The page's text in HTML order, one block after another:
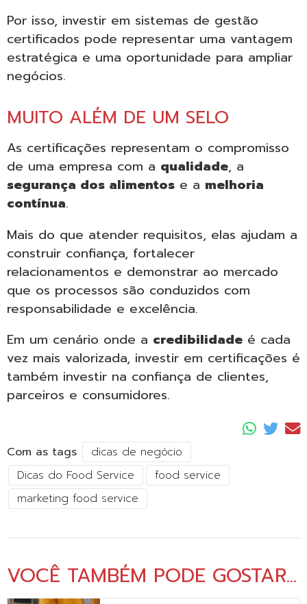
Por isso, investir em sistemas de gestão
certificados pode representar uma vantagem
estratégica e uma oportunidade para ampliar
negócios.
MUITO ALÉM DE UM SELO
As certificações representam o compromisso
de uma empresa com a qualidade, a
segurança dos alimentos e a melhoria
contínua.
Mais do que atender requisitos, elas ajudam a
construir confiança, fortalecer
relacionamentos e demonstrar ao mercado
que os processos são conduzidos com
responsabilidade e excelência.
Em um cenário onde a credibilidade é cada
vez mais valorizada, investir em certificações é
também investir na confiança de clientes,
parceiros e consumidores.
Com as tags
dicas de negócio
Dicas do Food Service
food service
marketing food service
VOCÊ TAMBÉM PODE GOSTAR...